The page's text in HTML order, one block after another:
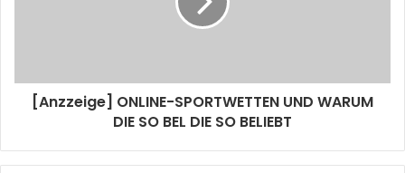
[Anzzeige] ONLINE-SPORTWETTEN UND WARUM
DIE SO BEL DIE SO BELIEBT